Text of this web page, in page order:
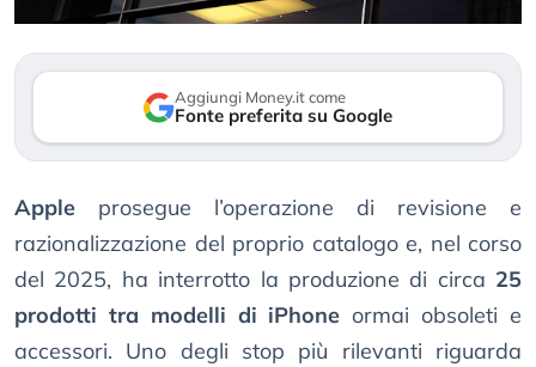
Aggiungi Money.it come
Fonte preferita su Google
Apple prosegue l’operazione di revisione e
razionalizzazione del proprio catalogo e, nel corso
del 2025, ha interrotto la produzione di circa 25
prodotti tra modelli di iPhone ormai obsoleti e
accessori. Uno degli stop più rilevanti riguarda